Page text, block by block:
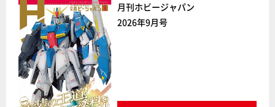
月刊ホビージャパン
2026年9月号